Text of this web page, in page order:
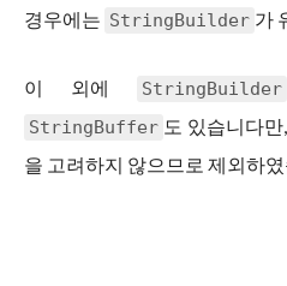
경우에는 StringBuilder 가
이 외에 StringBuilder
StringBuffer 도 있습니다
을 고려하지 않으므로 제외하